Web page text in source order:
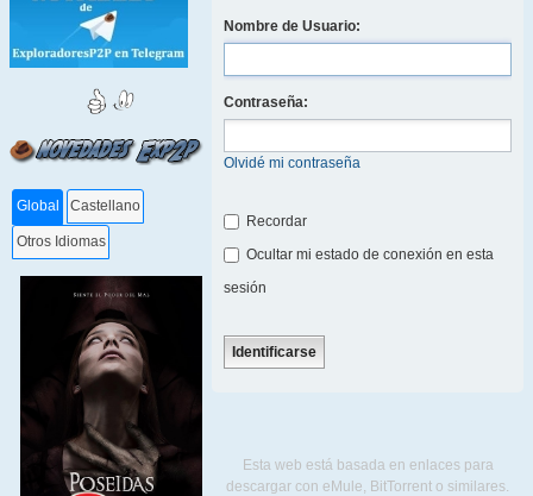
Global Castellano
Otros Idiomas
Nombre de Usuario:
Contraseña:
Olvidé mi contraseña
Recordar
Ocultar mi estado de conexión en esta
sesión
Esta web está basada en enlaces para
descargar con eMule, BitTorrent o similares.